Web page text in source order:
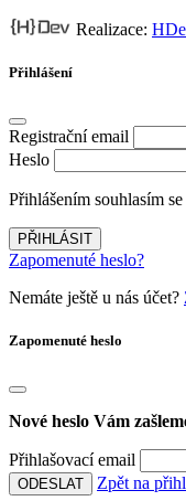
Realizace:
Přihlášení
Registrační email
Heslo
Přihlášením souhlasím se
PŘIHLÁSIT
Zapomenuté heslo?
Nemáte ještě u nás účet?
Zapomenuté heslo
Nové heslo Vám
Přihlašovací email
ODESLAT Zpět na